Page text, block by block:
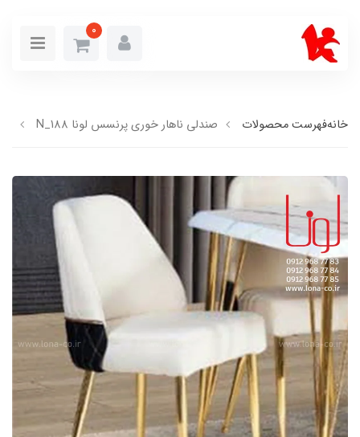
0
خانهفهرست محصولات صندلی ناهار خوری پرنسس لونا N_188